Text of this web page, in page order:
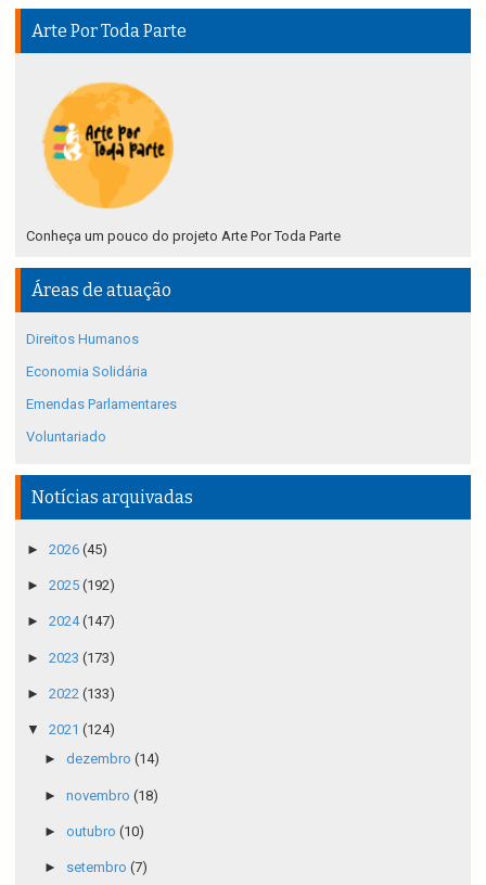
Arte Por Toda Parte
Conheça um pouco do projeto Arte Por Toda Parte
Áreas de atuação
Direitos Humanos
Economia Solidária
Emendas Parlamentares
Voluntariado
Notícias arquivadas
► 2026 (45)
► 2025 (192)
► 2024(147)
► 2023 (173)
► 2022 (133)
▼ 2021 (124)
► dezembro (14)
► novembro (18)
► outubro (10)
► setembro (7)